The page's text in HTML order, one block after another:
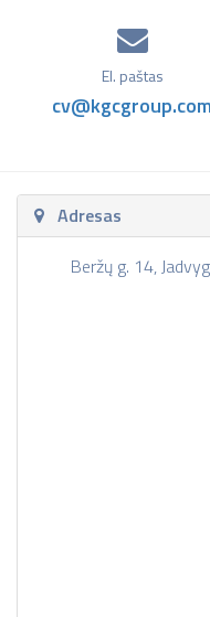
El. paštas
cv@kgcgroup.com
Adresas
Beržų g. 14,